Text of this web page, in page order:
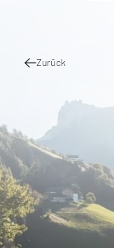
Zurück